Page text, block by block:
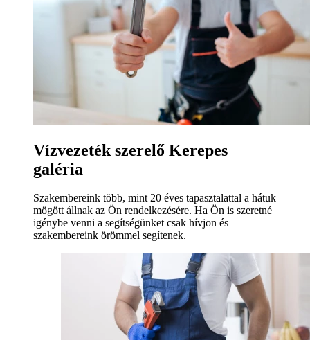
Vízvezeték szerelő Kerepes
galéria
Szakembereink több, mint 20 éves tapasztalattal a hátuk
mögött állnak az Ön rendelkezésére. Ha Ön is szeretné
igénybe venni a segítségünket csak hívjon és
szakembereink örömmel segítenek.